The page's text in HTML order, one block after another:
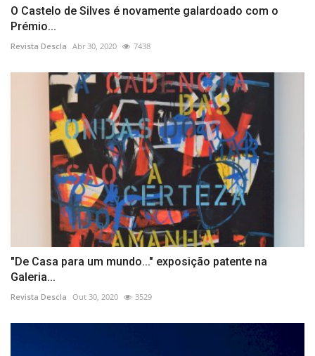
O Castelo de Silves é novamente galardoado com o
Prémio...
Revista Descla Abr 30, 2020 7438
"De Casa para um mundo..." exposição patente na
Galeria...
Revista Descla Out 30, 2020 3529